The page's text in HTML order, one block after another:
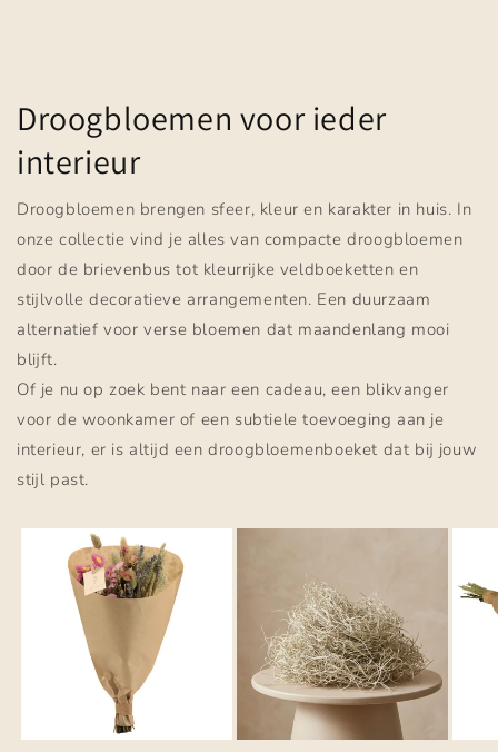
Droogbloemen voor ieder
interieur
Droogbloemen brengen sfeer, kleur en karakter in huis. In
onze collectie vind je alles van compacte droogbloemen
door de brievenbus tot kleurrijke veldboeketten en
stijlvolle decoratieve arrangementen. Een duurzaam
alternatief voor verse bloemen dat maandenlang mooi
blijft.
Of je nu op zoek bent naar een cadeau, een blikvanger
voor de woonkamer of een subtiele toevoeging aan je
interieur, er is altijd een droogbloemenboeket dat bij jouw
stijl past.